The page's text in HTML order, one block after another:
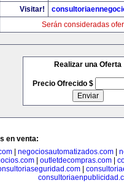
Visitar!
Serán consideradas
Realizar una Oferta
Precio Ofrecido $
en venta:
negociosautomatizados.com
| outletdecompras.com|